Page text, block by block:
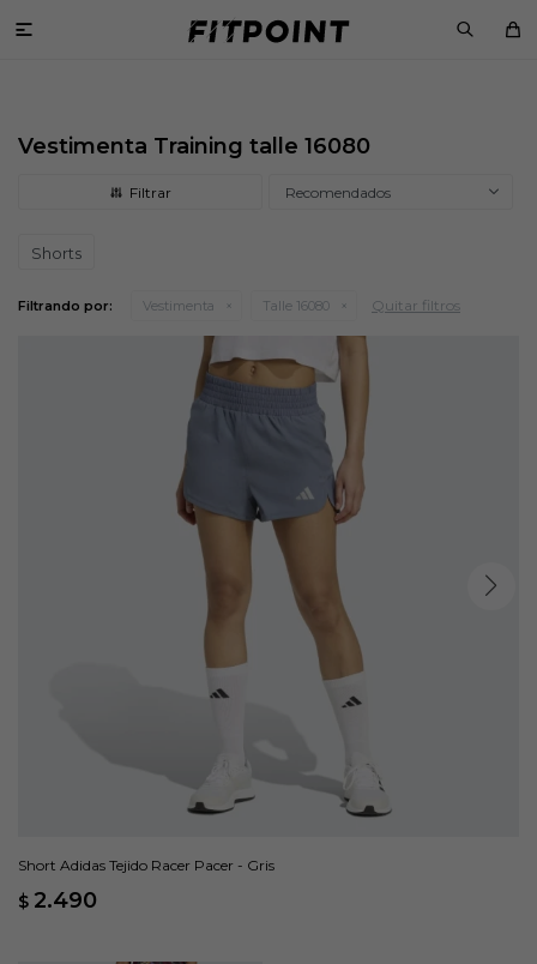

Vestimenta Training talle 16080
Recomendados
Shorts
Filtrando por: Vestimenta Talle 16080 Quitar filtros
Short Adidas Tejido Racer Pacer - Gris
$ 2.490